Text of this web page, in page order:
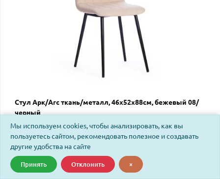
Стул Арк/Arc ткань/металл, 46х52х88см, бежевый 08/
черный
Код: 19116
Мы используем cookies, чтобы анализировать, как вы
пользуетесь сайтом, рекомендовать полезное и создавать
другие удобства на сайте
Принять Отклонить ×